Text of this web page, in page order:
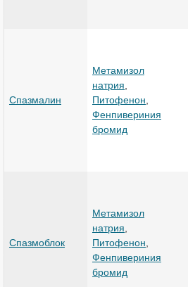
Спазмалин
Метамизол
натрия
Питофенон
Фенпивериния
бромид
Спазмоблок
Метамизол
натрия
Питофенон
Фенпивериния
бромид